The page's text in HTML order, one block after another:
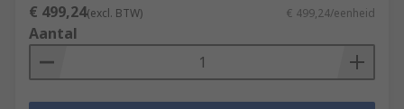
€ 499,24(excl. BTW) € 499,24/eenheid
Aantal